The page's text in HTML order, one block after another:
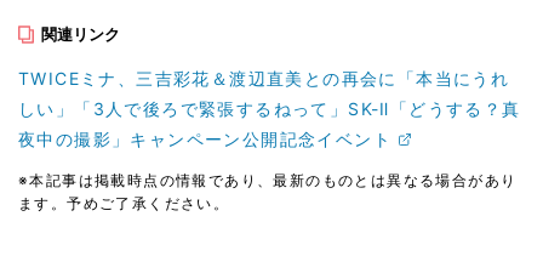
関連リンク
TWICEミナ、三吉彩花＆渡辺直美との再会に「本当にうれ
しい」「3人で後ろで緊張するねって」SK-Ⅱ「どうする？真
夜中の撮影」キャンペーン公開記念イベント
※本記事は掲載時点の情報であり、最新のものとは異なる場合があり
ます。予めご了承ください。